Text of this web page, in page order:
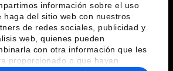
información sobre el uso
haga del sitio web con nuestros
de redes sociales, publicidad y
web, quienes pueden
con otra información que les
proporcionado o que hayan